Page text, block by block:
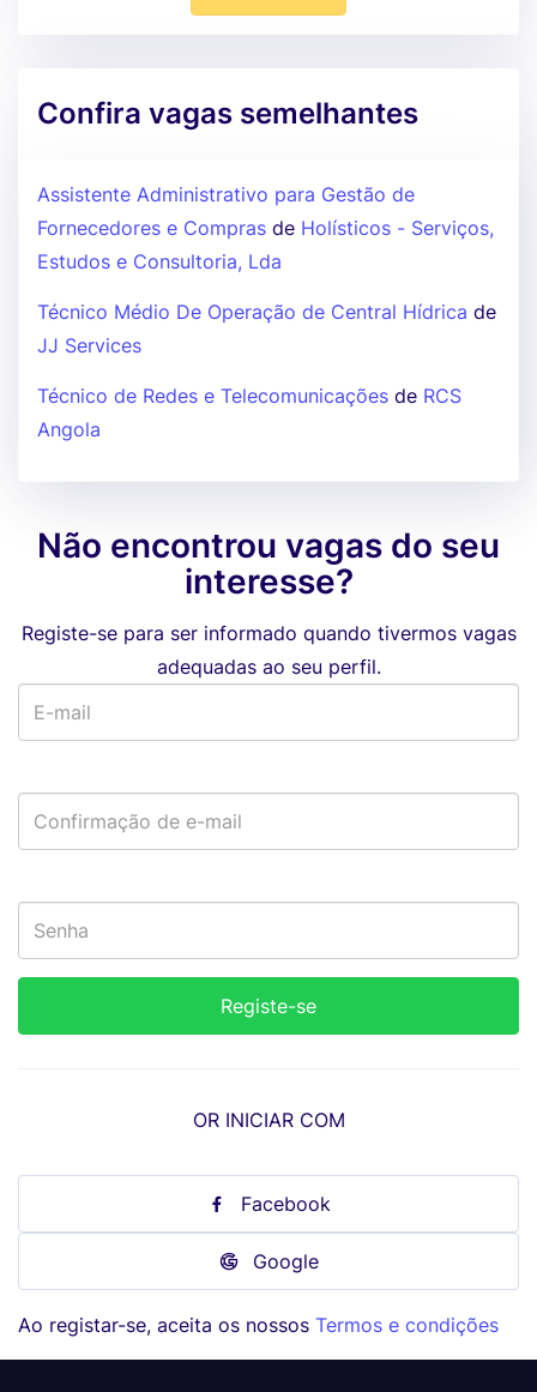
Confira vagas semelhantes
Assistente Administrativo para Gestão de
Fornecedores e Compras de Holísticos - Serviços,
Estudos e Consultoria, Lda
Técnico Médio De Operação de Central Hídrica de
JJ Services
Técnico de Redes e Telecomunicações de RCS
Angola
Não encontrou vagas do seu
interesse?
Registe-se para ser informado quando tivermos vagas
adequadas ao seu perfil.
OR INICIAR COM
Facebook
Google
Ao registar-se, aceita os nossos Termos e condições